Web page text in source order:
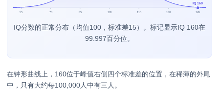
55 70 85 100 115 130 145
IQ 160
IQ分数的正常分布（均值100，标准差15）。标记显示IQ 160在
99.997百分位。
在钟形曲线上，160位于峰值右侧四个标准差的位置，在稀薄的外尾
中，只有大约每100,000人中有三人。